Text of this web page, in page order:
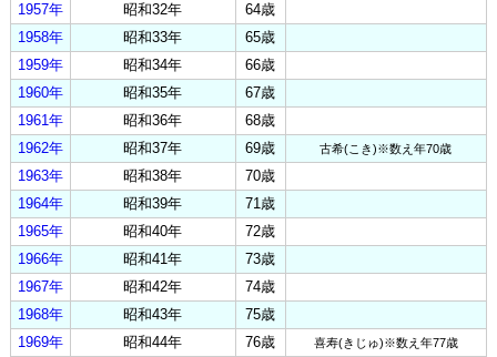
1957年
昭和32年
64歳
1958年
昭和33年
65歳
1959年
昭和34年
66歳
1960年
昭和35年
67歳
1961年
昭和36年
68歳
1962年
昭和37年 69歳 古希(こき)※数え年70歳
1963年 昭和38年
70歳
1964年
昭和39年
71歳
1965年
昭和40年
72歳
1966年
昭和41年
73歳
1967年
昭和42年
74歳
1968年
昭和43年
75歳
1969年
昭和44年 76歳 喜寿(きじゅ)※数え年77歳